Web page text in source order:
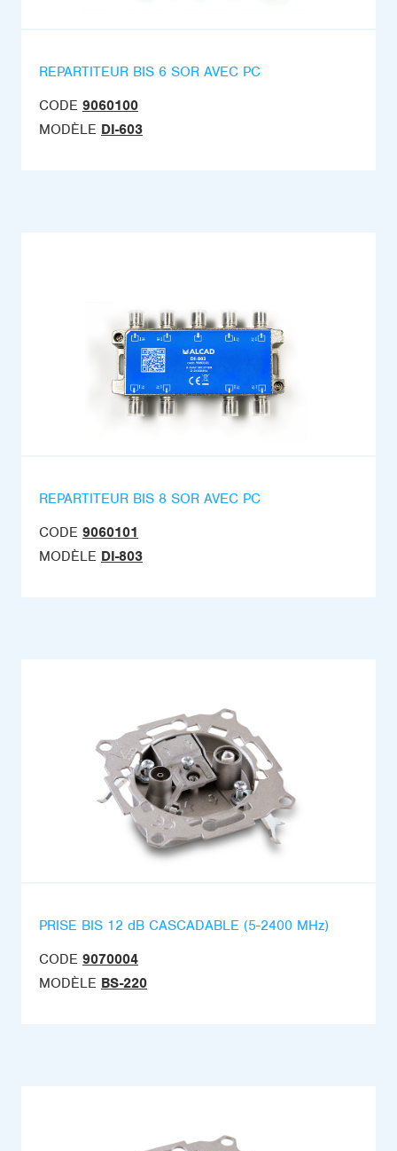
REPARTITEUR BIS 6 SOR AVEC PC
CODE 9060100
MODÈLE DI-603
REPARTITEUR BIS 8 SOR AVEC PC
CODE 9060101
MODÈLE DI-803
PRISE BIS 12 dB CASCADABLE (5-2400 MHz)
CODE 9070004
MODÈLE BS-220